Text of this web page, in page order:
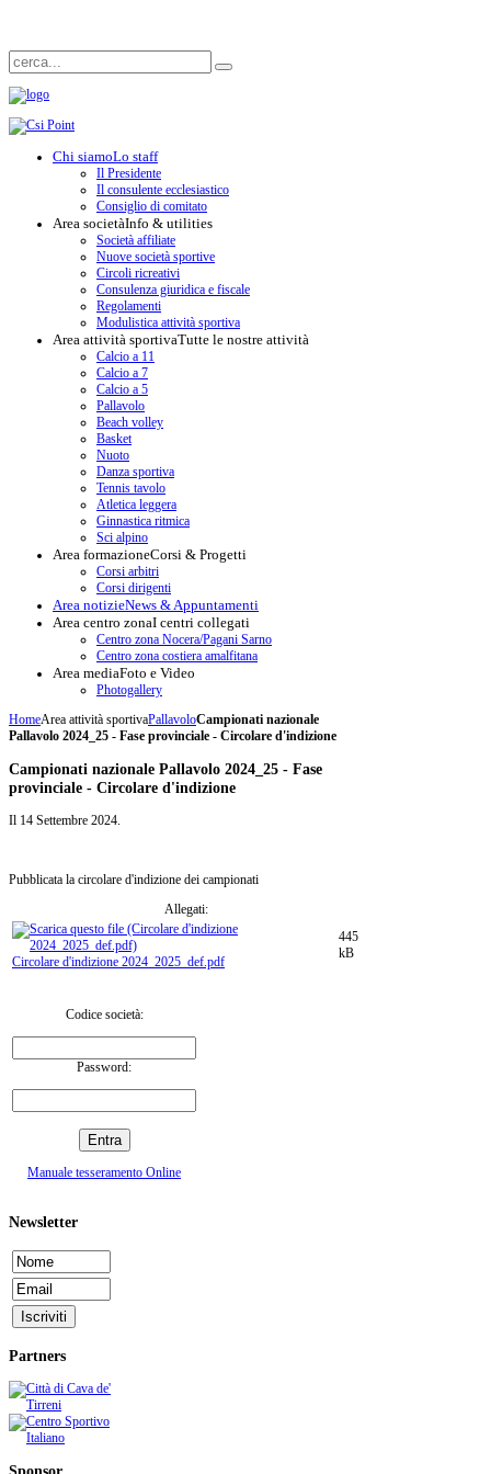
Chi siamoLo staff
Il Presidente
Il consulente ecclesiastico
Consiglio di comitato
Area societàInfo & utilities
Società affiliate
Nuove società sportive
Circoli ricreativi
Consulenza giuridica e fiscale
Regolamenti
Modulistica attività sportiva
Area attività sportivaTutte le nostre attività
Calcio a 11
Calcio a 7
Calcio a 5
Pallavolo
Beach volley
Basket
Nuoto
Danza sportiva
Tennis tavolo
Atletica leggera
Ginnastica ritmica
Sci alpino
Area formazioneCorsi & Progetti
Corsi arbitri
Corsi dirigenti
Area notizieNews & Appuntamenti
Area centro zonaI centri collegati
Centro zona Nocera/Pagani Sarno
Centro zona costiera amalfitana
Area mediaFoto e Video
Photogallery
HomeArea attività sportivaPallavoloCampionati nazionale
Pallavolo 2024_25 - Fase provinciale - Circolare d'indizione
Campionati nazionale Pallavolo 2024_25 - Fase
provinciale - Circolare d'indizione
Il 14 Settembre 2024.
Pubblicata la circolare d'indizione dei campionati
Allegati:
Circolare d'indizione 2024_2025_def.pdf
445
kB
Codice società:
Password:
Manuale tesseramento Online
Newsletter
Partners